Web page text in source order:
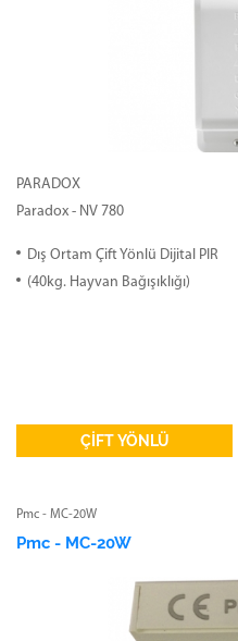
PARADOX
Paradox - NV 780
Dış Ortam Çift Yönlü Dijital PIR
(40kg. Hayvan Bağışıklığı)
ÇİFT YÖNLÜ
Pmc - MC-20W
Pmc - MC-20W